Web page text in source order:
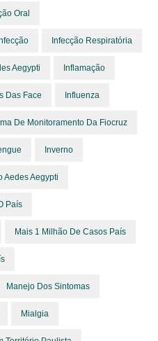
Oral
Infecção Respiratória
Aegypti Inflamação
Das Face Influenza
De Monitoramento Da Fiocruz
Inverno
Aedes Aegypti
País
Mais 1 Milhão De Casos País
Manejo Dos Sintomas
Mialgia